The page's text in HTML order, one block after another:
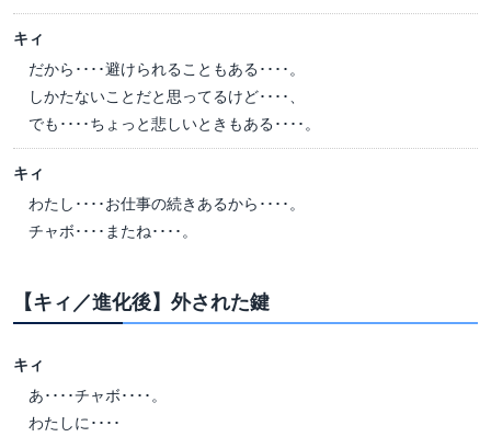
キィ
だから････避けられることもある････。
しかたないことだと思ってるけど････、
でも････ちょっと悲しいときもある････。
キィ
わたし････お仕事の続きあるから････。
チャボ････またね････。
【キィ／進化後】外された鍵
キィ
あ････チャボ････。
わたしに････